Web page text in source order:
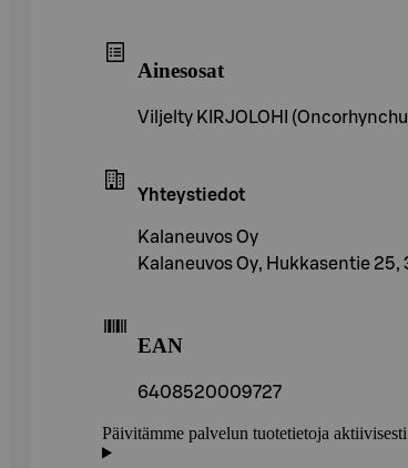
Ainesosat
Viljelty KIRJOLOHI
Yhteystiedot
Kalaneuvos Oy
Kalaneuvos Oy, Hukkasentie
EAN
6408520009727
Päivitämme palvelun tuotetietoja